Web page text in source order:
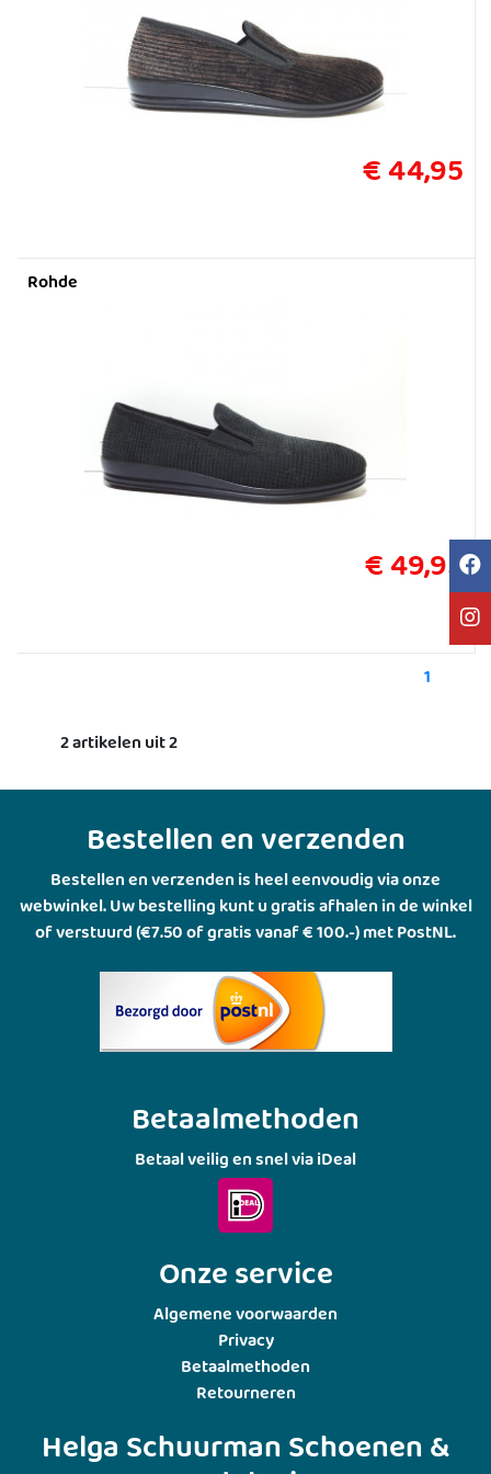
€ 44,95
Rohde
€ 49,95
1
2 artikelen uit 2
Bestellen en verzenden
Bestellen en verzenden is heel eenvoudig via onze
webwinkel. Uw bestelling kunt u gratis afhalen in de winkel
of verstuurd (€7.50 of gratis vanaf € 100.-) met PostNL.
Betaalmethoden
Betaal veilig en snel via iDeal
Onze service
Algemene voorwaarden
Privacy
Betaalmethoden
Retourneren
Helga Schuurman Schoenen &